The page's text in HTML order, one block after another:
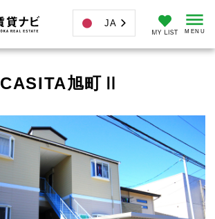
JA
CASITA旭町Ⅱ